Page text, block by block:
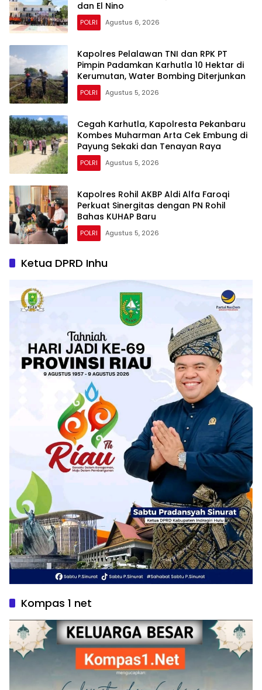
dan El Nino
POLRI Agustus 6, 2026
Kapolres Pelalawan TNI dan RPK PT
Pimpin Padamkan Karhutla 10 Hektar di
Kerumutan, Water Bombing Diterjunkan
POLRI Agustus 5, 2026
Cegah Karhutla, Kapolresta Pekanbaru
Kombes Muharman Arta Cek Embung di
Payung Sekaki dan Tenayan Raya
POLRI Agustus 5, 2026
Kapolres Rohil AKBP Aldi Alfa Faroqi
Perkuat Sinergitas dengan PN Rohil
Bahas KUHAP Baru
POLRI Agustus 5, 2026
Ketua DPRD Inhu
Kompas 1 net